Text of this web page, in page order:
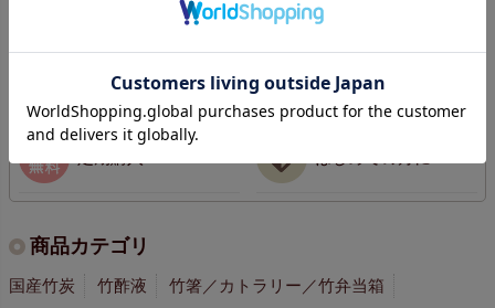
商品一覧 新商品情報
商品カテゴリ
国産竹炭 竹酢液 竹箸／カトラリー／竹弁当箱